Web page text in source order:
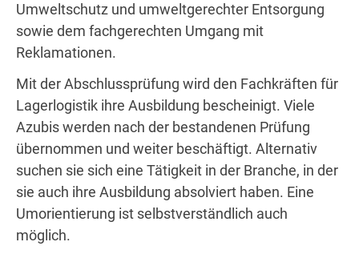
Umweltschutz und umweltgerechter Entsorgung
sowie dem fachgerechten Umgang mit
Reklamationen.
Mit der Abschlussprüfung wird den Fachkräften für
Lagerlogistik ihre Ausbildung bescheinigt. Viele
Azubis werden nach der bestandenen Prüfung
übernommen und weiter beschäftigt. Alternativ
suchen sie sich eine Tätigkeit in der Branche, in der
sie auch ihre Ausbildung absolviert haben. Eine
Umorientierung ist selbstverständlich auch
möglich.